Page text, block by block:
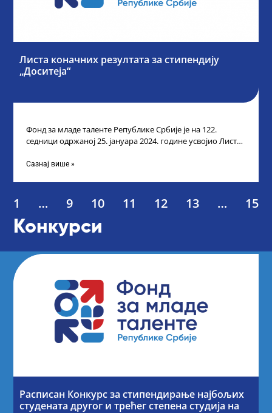
Листа коначних резултата за стипендију
„Доситеја“
Фонд за младе таленте Републике Србије је на 122.
седници одржаној 25. јануара 2024. године усвојио Листу
Сазнај више »
1 … 9 10 11 12 13 … 15
Конкурси
Расписан Конкурс за стипендирање најбољих
студената другог и трећег степена студија на